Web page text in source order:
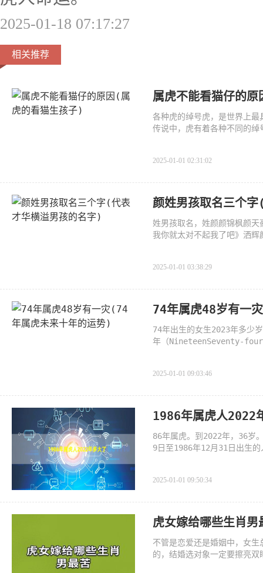
2025-01-18 07:17:27
相关推荐
属虎不能看猫仔的
各种虎的绰号虎，是世界上
传说中，虎有着各种不同的
2025-01-01 02:31:02
颜姓男孩取名三个
姓男孩取名，姓颜颜锦枫颜
我你就太对不起我了吧》洒
2025-01-01 03:38:29
74年属虎48岁有一
74年出生的女生2023年多少
年（NineteenSeventy-four
2025-01-01 09:03:46
1986年属虎人2022
86年属虎。到2022年，36岁
9日至1986年12月31日出生
2025-01-01 09:50:34
虎女嫁给哪些生肖
不管是恋爱还是婚姻中，女
的，结婚选对象一定要擦亮